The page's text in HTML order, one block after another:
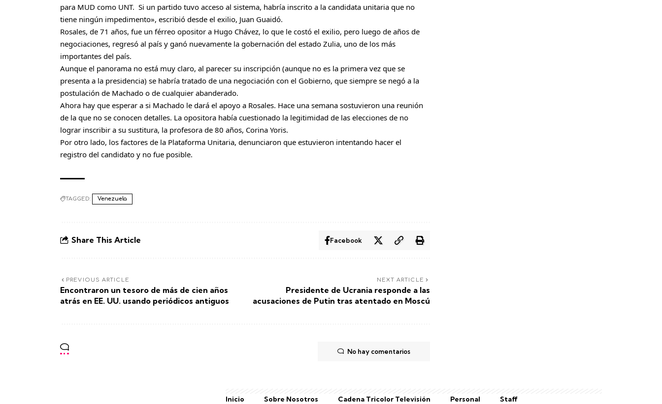
para MUD como UNT. Si un partido tuvo acceso al sistema, habría inscrito a la candidata unitaria que no
tiene ningún impedimento», escribió desde el exilio, Juan Guaidó.
Rosales, de 71 años, fue un férreo opositor a Hugo Chávez, lo que le costó el exilio, pero luego de años de
negociaciones, regresó al país y ganó nuevamente la gobernación del estado Zulia, uno de los más
importantes del país.
Aunque el panorama no está muy claro, al parecer su inscripción (aunque no es la primera vez que se
presenta a la presidencia) se habría tratado de una negociación con el Gobierno, que siempre se negó a la
postulación de Machado o de cualquier abanderado.
Ahora hay que esperar a si Machado le dará el apoyo a Rosales. Hace una semana sostuvieron una reunión
de la que no se conocen detalles. La opositora había cuestionado la legitimidad de las elecciones de no
lograr inscribir a su sustitura, la profesora de 80 años, Corina Yoris.
Por otro lado, los factores de la Plataforma Unitaria, denunciaron que estuvieron intentando hacer el
registro del candidato y no fue posible.
TAGGED: Venezuela
Share This Article Facebook
PREVIOUS ARTICLE
Encontraron un tesoro de más de cien años
atrás en EE. UU. usando periódicos antiguos
NEXT ARTICLE
Presidente de Ucrania responde a las
acusaciones de Putin tras atentado en Moscú
No hay comentarios
Inicio Sobre Nosotros Cadena Tricolor Televisión Personal Staff